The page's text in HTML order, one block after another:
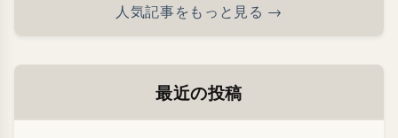
人気記事をもっと見る →
最近の投稿